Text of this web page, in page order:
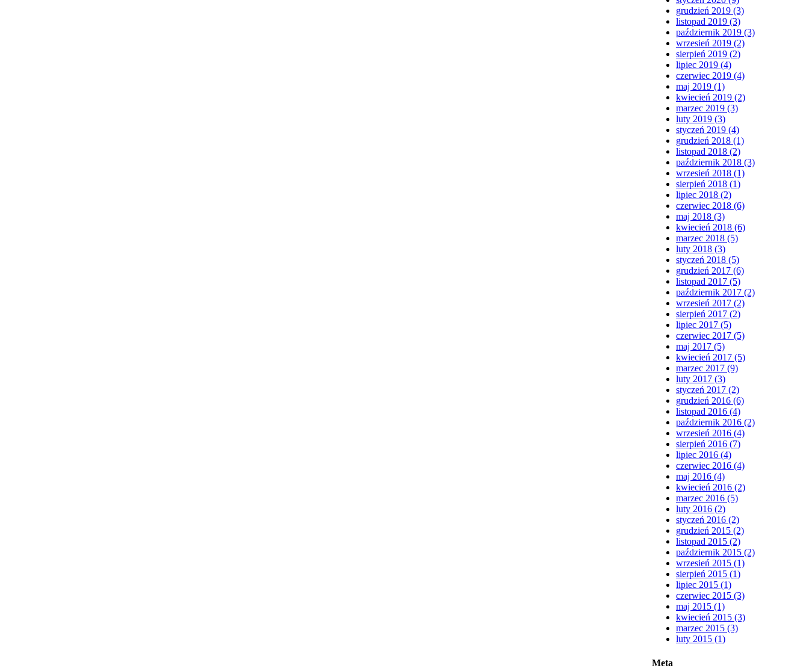
grudzień 2019 (3)
listopad 2019 (3)
październik 2019 (3)
wrzesień 2019 (2)
sierpień 2019 (2)
lipiec 2019 (4)
czerwiec 2019 (4)
maj 2019 (1)
kwiecień 2019 (2)
marzec 2019 (3)
luty 2019 (3)
styczeń 2019 (4)
grudzień 2018 (1)
listopad 2018 (2)
październik 2018 (3)
wrzesień 2018 (1)
sierpień 2018 (1)
lipiec 2018 (2)
czerwiec 2018 (6)
maj 2018 (3)
kwiecień 2018 (6)
marzec 2018 (5)
luty 2018 (3)
styczeń 2018 (5)
grudzień 2017 (6)
listopad 2017 (5)
październik 2017 (2)
wrzesień 2017 (2)
sierpień 2017 (2)
lipiec 2017 (5)
czerwiec 2017 (5)
maj 2017 (5)
kwiecień 2017 (5)
marzec 2017 (9)
luty 2017 (3)
styczeń 2017 (2)
grudzień 2016 (6)
listopad 2016 (4)
październik 2016 (2)
wrzesień 2016 (4)
sierpień 2016 (7)
lipiec 2016 (4)
czerwiec 2016 (4)
maj 2016 (4)
kwiecień 2016 (2)
marzec 2016 (5)
luty 2016 (2)
styczeń 2016 (2)
grudzień 2015 (2)
listopad 2015 (2)
październik 2015 (2)
wrzesień 2015 (1)
sierpień 2015 (1)
lipiec 2015 (1)
czerwiec 2015 (3)
maj 2015 (1)
kwiecień 2015 (3)
marzec 2015 (3)
luty 2015 (1)
Meta